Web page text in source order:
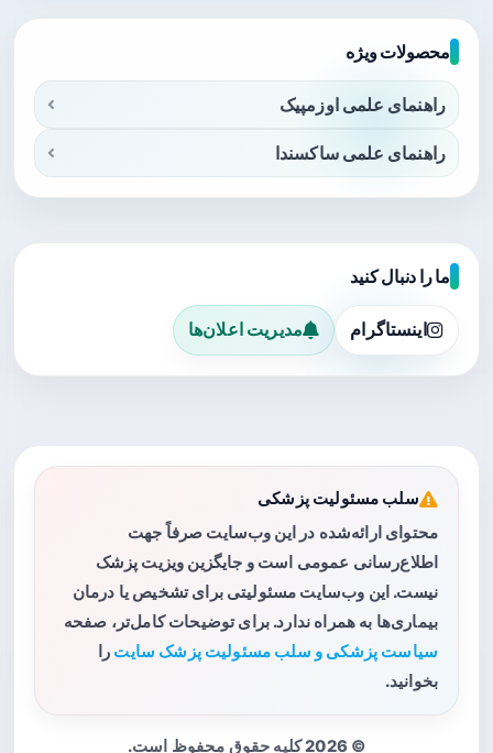
محصولات ویژه
راهنمای علمی اوزمپیک
راهنمای علمی ساکسندا
ما را دنبال کنید
اینستاگرام مدیریت اعلان‌ها
سلب مسئولیت پزشکی
محتوای ارائه‌شده در این وب‌سایت صرفاً جهت
اطلاع‌رسانی عمومی است و جایگزین ویزیت پزشک
نیست. این وب‌سایت مسئولیتی برای تشخیص یا درمان
بیماری‌ها به همراه ندارد. برای توضیحات کامل‌تر، صفحه
سیاست پزشکی و سلب مسئولیت پزشک سایت را
بخوانید.
© 2026 کلیه حقوق محفوظ است.